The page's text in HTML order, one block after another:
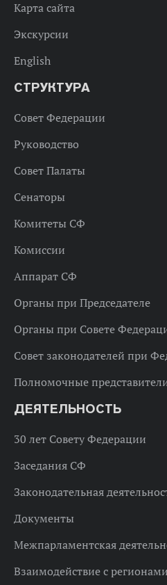
Карта сайта
Экскурсии
English
СТРУКТУРА
Совет Федерации
Руководство
Совет Палаты
Сенаторы
Комитеты СФ
Комиссии
Аппарат СФ
Органы при Председателе
Органы при Совете
Совет законодателей при
Полномочные
ДЕЯТЕЛЬНОСТЬ
30 лет Совету Федерации
Заседания СФ
Законодательная
Документы
Межпарламентская
Взаимодействие с регионами